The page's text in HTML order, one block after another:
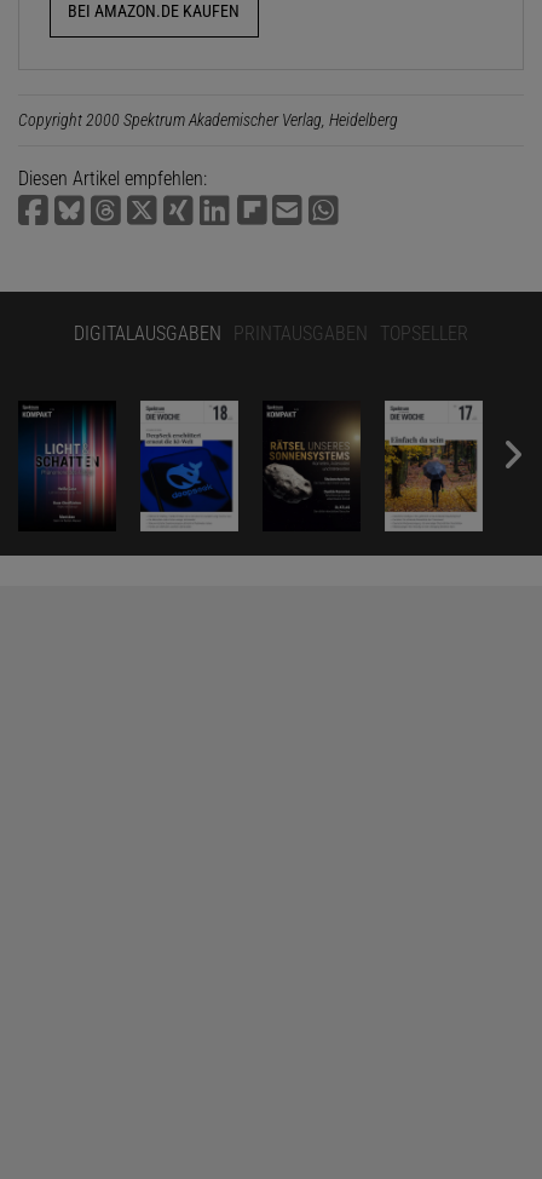
BEI AMAZON.DE KAUFEN
Copyright 2000 Spektrum Akademischer Verlag, Heidelberg
Diesen Artikel empfehlen:
DIGITALAUSGABEN PRINTAUSGABEN TOPSELLER